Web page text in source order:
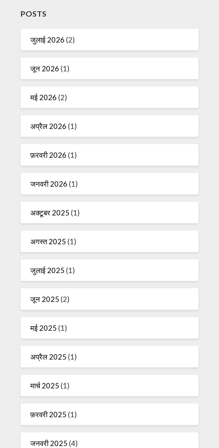
POSTS
जुलाई 2026 (2)
जून 2026 (1)
मई 2026 (2)
अप्रैल 2026 (1)
फ़रवरी 2026 (1)
जनवरी 2026 (1)
अक्टूबर 2025 (1)
अगस्त 2025 (1)
जुलाई 2025 (1)
जून 2025 (2)
मई 2025 (1)
अप्रैल 2025 (1)
मार्च 2025 (1)
फ़रवरी 2025 (1)
जनवरी 2025 (4)